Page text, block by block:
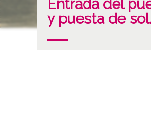
Entrada del
y puesta de